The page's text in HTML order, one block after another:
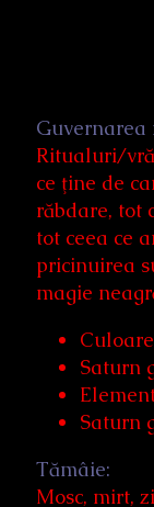
Ritualuri/
ce ţine de
răbdare, tot
tot ceea ce
pricinuirea
magie
Saturn
Saturn
Tămâie:
Mosc, mirt,